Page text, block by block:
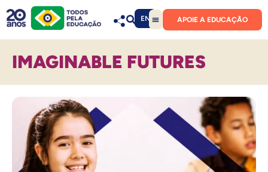
EN APOIE A EDUCAÇÃO
IMAGINABLE FUTURES